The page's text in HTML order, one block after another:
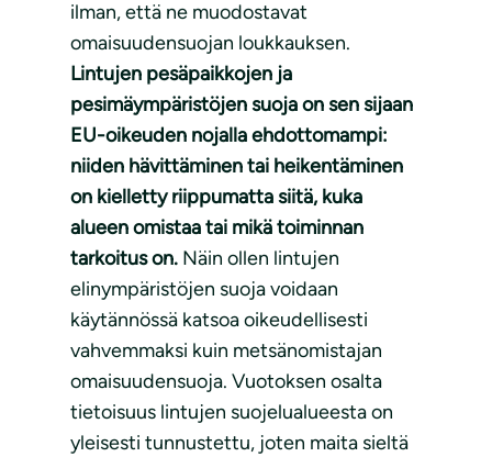
ilman, että ne muodostavat
omaisuudensuojan loukkauksen.
Lintujen pesäpaikkojen ja
pesimäympäristöjen suoja on sen sijaan
EU-oikeuden nojalla ehdottomampi:
niiden hävittäminen tai heikentäminen
on kielletty riippumatta siitä, kuka
alueen omistaa tai mikä toiminnan
tarkoitus on. Näin ollen lintujen
elinympäristöjen suoja voidaan
käytännössä katsoa oikeudellisesti
vahvemmaksi kuin metsänomistajan
omaisuudensuoja. Vuotoksen osalta
tietoisuus lintujen suojelualueesta on
yleisesti tunnustettu, joten maita sieltä